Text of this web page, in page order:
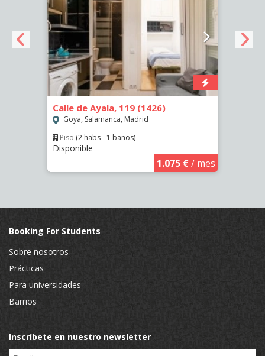
Calle de Ayala, 119 (1426)
Goya, Salamanca, Madrid
Piso (2 habs - 1 baños)
Disponible
1.075 €/ mes
Booking For Students
Sobre nosotros
Prácticas
Para universidades
Barrios
Inscríbete en nuestro newsletter